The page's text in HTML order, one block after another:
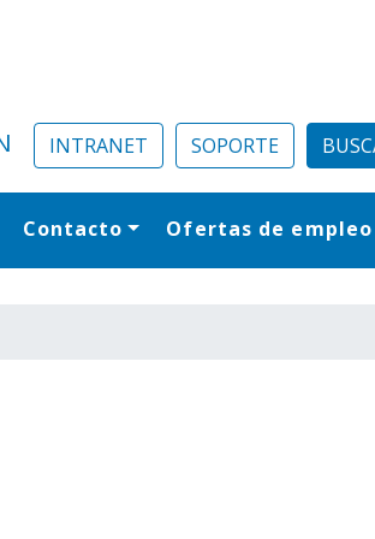
INTRANET SOPORTE
Contacto Ofertas de empleo